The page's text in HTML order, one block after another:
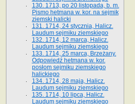
130. 1713, po 20 listopada, b. m.
Pismo hetmana w. kor. na sejmik
ziemski halicki
131. 1714, 24 stycznia, Halicz.
Laudum sejmiku ziemskiego
132. 1714, 12 marca, Halicz.
Laudum sejmiku ziemskiego
133. 1714, 25 marca, Brzeżany.
Odpowiedź hetmana w. kor.
posłom sejmiku ziemskiego
halickiego
134. 1714, 28 maja, Halicz.
Laudum sejmiku ziemskiego
135. 1714, 10 lipca, Halicz.
Laudum sejmiku ziemskiego